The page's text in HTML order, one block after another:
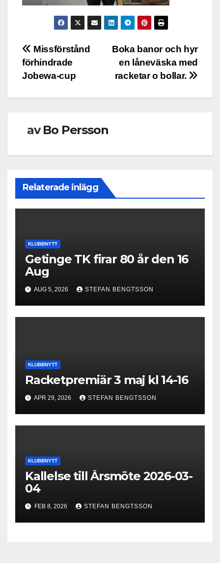
InläggsnavigeringBoka banor och hyr
en låneväska med
racketar o bollar.
Missförstånd
förhindrade
Jobewa-cup
avBo Persson
Relaterade inlägg
KLUBBNYTT
Getinge TK firar 80 år den 16
Aug
AUG 5, 2026 STEFAN BENGTSSON
KLUBBNYTT
Racketpremiär 3 maj kl 14-16
APR 29, 2026 STEFAN BENGTSSON
KLUBBNYTT
Kallelse till Årsmöte 2026-03-
04
FEB 8, 2026 STEFAN BENGTSSON